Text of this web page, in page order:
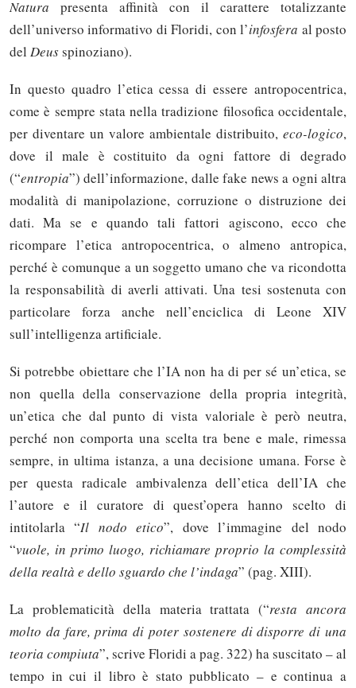
Natura presenta affinità con il carattere totalizzante
dell’universo informativo di Floridi, con l’infosfera al posto
del Deusspinoziano).
In questo quadro l’etica cessa di essere antropocentrica,
come è sempre stata nella tradizione filosofica occidentale,
per diventare un valore ambientale distribuito, eco-logico,
dove il male è costituito da ogni fattore di degrado
(“entropia”) dell’informazione, dalle fake news a ogni altra
modalità di manipolazione, corruzione o distruzione dei
dati. Ma se e quando tali fattori agiscono, ecco che
ricompare l’etica antropocentrica, o almeno antropica,
perché è comunque a un soggetto umano che va ricondotta
la responsabilità di averli attivati. Una tesi sostenuta con
particolare forza anche nell’enciclica di Leone XIV
sull’intelligenza artificiale.
Si potrebbe obiettare che l’IA non ha di per sé un’etica, se
non quella della conservazione della propria integrità,
un’etica che dal punto di vista valoriale è però neutra,
perché non comporta una scelta tra bene e male, rimessa
sempre, in ultima istanza, a una decisione umana. Forse è
per questa radicale ambivalenza dell’etica dell’IA che
l’autore e il curatore di quest’opera hanno scelto di
intitolarla “Il nodo etico”, dove l’immagine del nodo
“vuole, in primo luogo, richiamare proprio la complessità
della realtà e dello sguardo che l’indaga” (pag. XIII).
La problematicità della materia trattata (“resta ancora
molto da fare, prima di poter sostenere di disporre di una
teoria compiuta”, scrive Floridi a pag. 322) ha suscitato – al
tempo in cui il libro è stato pubblicato – e continua a